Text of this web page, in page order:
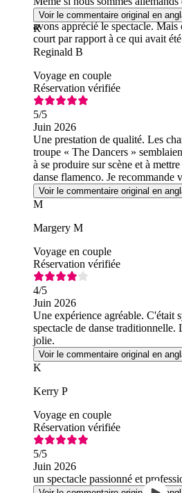
compris un seul mot des
avons apprécié le spectacle.
court par rapport à ce qui avait
Voir le commentaire original en
R
Reginald B
Voyage en couple
Réservation vérifiée
5/5
Juin 2026
Une prestation de qualité. Les
troupe « The Dancers »
à se produire sur scène et à
danse flamenco. Je recommande
était un vrai plus.
Voir le commentaire original en
M
Margery M
Voyage en couple
Réservation vérifiée
4/5
Juin 2026
Une expérience agréable. C'était
spectacle de danse traditionnelle.
jolie.
Voir le commentaire original en
K
Kerry P
Voyage en couple
Réservation vérifiée
5/5
Juin 2026
un spectacle passionné et